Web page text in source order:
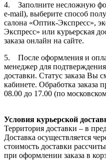
4. Заполните несложную
e-mail), выберите способ
салона «Оптик-Экспресс»,
Экспресс» или курьерская
заказа онлайн на сайте.
5. После оформления и
менеджер для подтверждения
доставки. Статус заказа Вы
кабинете. Обработка заказа
08.00 до 17.00 (по
Условия курьерской
Территория доставки – в
Доставка осуществляется
стоимость доставки
при оформлении заказа в